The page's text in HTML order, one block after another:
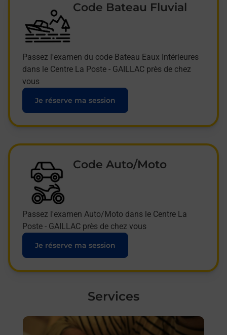
Code Bateau Fluvial
Passez l'examen du code Bateau Eaux Intérieures
dans le Centre La Poste - GAILLAC près de chez
vous
Je réserve ma session
Code Auto/Moto
Passez l'examen Auto/Moto dans le Centre La
Poste - GAILLAC près de chez vous
Je réserve ma session
Services
En savoir plus